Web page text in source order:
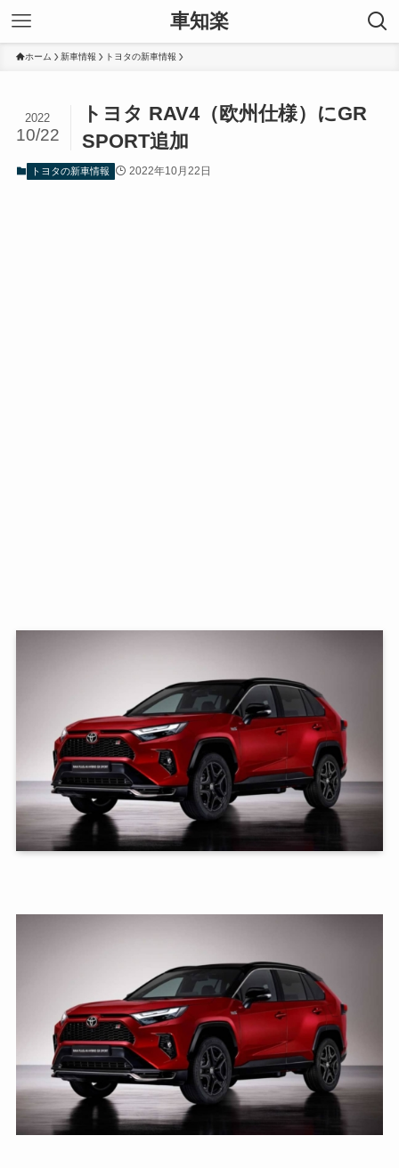
車知楽
ホーム 新車情報 トヨタの新車情報
トヨタ RAV4（欧州仕様）にGR
SPORT追加
2022
10/22
トヨタの新車情報 2022年10月22日